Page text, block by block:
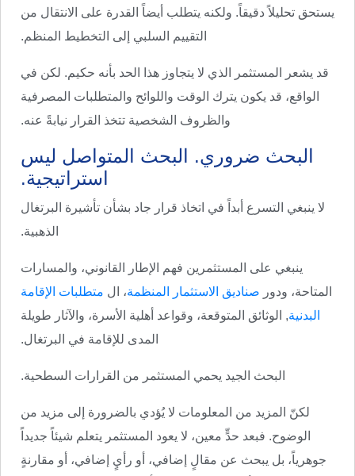
يستحق تحليلاً دقيقاً. ولكنه يتطلب أيضاً القدرة على الانتقال من
التقييم السلبي إلى التخطيط المنظم.
قد يشعر المستثمر الذي لا يتجاوز هذا الحد بأنه حكيم. لكن في
الواقع، قد يكون يترك الوقت واللوائح والمتطلبات المصرفية
والظروف الشخصية تتخذ القرار نيابةً عنه.
البحث ضروري. البحث المتواصل ليس
استراتيجية.
لا ينبغي التسرع أبداً في اتخاذ قرار جاد بشأن تأشيرة البرتغال
الذهبية.
ينبغي على المستثمرين فهم الإطار القانوني، والمسارات
المتاحة، ودور صناديق الاستثمار المنظمة، ال متطلبات الإقامة
البدنية, الوثائق المتوقعة، وقواعد أهلية الأسرة، والآثار طويلة
المدى للإقامة في البرتغال.
البحث الجيد يحمي المستثمر من القرارات السطحية.
لكنّ المزيد من المعلومات لا يُؤدي بالضرورة إلى مزيد من
الوضوح. فبعد حدٍّ معين، لا يعود المستثمر يتعلم شيئاً جديداً
جوهرياً، بل يبحث عن مقالٍ إضافي، أو رأيٍ إضافي، أو مقارنةٍ